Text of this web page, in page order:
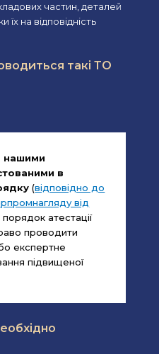
частин, деталей
їх на відповідність
такі ТО
нашими
в
(відповідно до
від
атестації
проводити
експертне
підвищеної